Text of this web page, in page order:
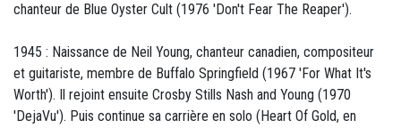
chanteur de Blue Oyster Cult (1976 'Don't Fear The Reaper').
1945 : Naissance de Neil Young, chanteur canadien, compositeur
et guitariste, membre de Buffalo Springfield (1967 'For What It's
Worth'). Il rejoint ensuite Crosby Stills Nash and Young (1970
'DejaVu'). Puis continue sa carrière en solo (Heart Of Gold, en